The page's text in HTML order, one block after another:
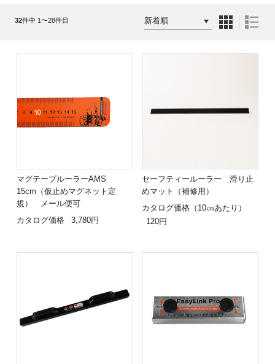
32件中 1〜28件目
マグテープルーラーAMS
15cm（仮止めマグネット定
規） メール便可
カタログ価格
3,780円
セーフティールーラー 滑り止
めマット（補修用）
カタログ価格（10㎝あたり）
120円